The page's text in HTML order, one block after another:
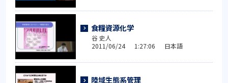
食糧資源化学
谷 史人
2011/06/24 1:27:06 日本語
陸域生態系管理